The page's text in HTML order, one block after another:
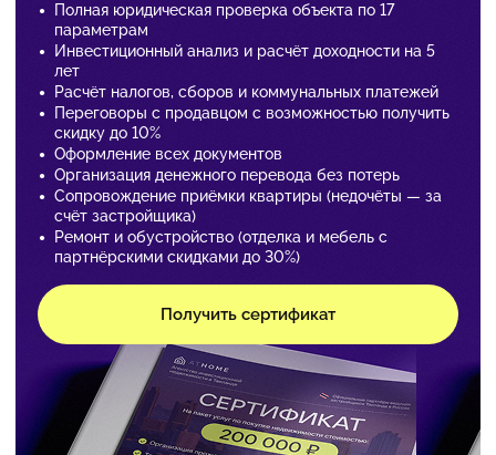
Полная юридическая проверка объекта по 17
параметрам
Инвестиционный анализ и расчёт доходности на 5
лет
Расчёт налогов, сборов и коммунальных платежей
Переговоры с продавцом с возможностью получить
скидку до 10%
Оформление всех документов
Организация денежного перевода без потерь
Сопровождение приёмки квартиры (недочёты — за
счёт застройщика)
Ремонт и обустройство (отделка и мебель с
партнёрскими скидками до 30%)
Получить сертификат